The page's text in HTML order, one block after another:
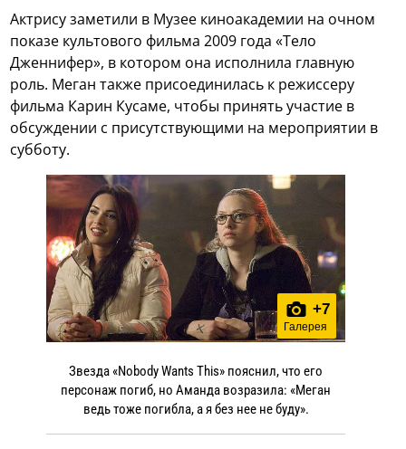
Актрису заметили в Музее киноакадемии на очном
показе культового фильма 2009 года «Тело
Дженнифер», в котором она исполнила главную
роль. Меган также присоединилась к режиссеру
фильма Карин Кусаме, чтобы принять участие в
обсуждении с присутствующими на мероприятии в
субботу.
+7
Галерея
Звезда «Nobody Wants This» пояснил, что его
персонаж погиб, но Аманда возразила: «Меган
ведь тоже погибла, а я без нее не буду».